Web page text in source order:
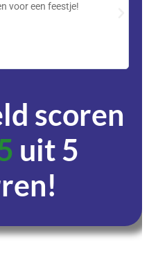
voor een feestje!
scoren
uit 5